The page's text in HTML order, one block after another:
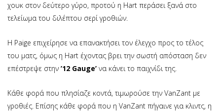
χουκ στον δεύτερο γύρο, προτού η Hart περάσει ξανά στο
τελείωμα του διλέπτου σερί γροθιών.
Η Paige επιχείρησε να επανακτήσει τον έλεγχο προς το τέλος
του ματς, όμως η Hart έχοντας βρει την σωστή απόσταση δεν
επέστρεψε στην ’12 Gauge’ να κάνει το παιχνίδι της.
Κάθε φορά που πλησίαζε κοντά, τιμωρούσε την VanZant με
γροθιές. Επίσης κάθε φορά που η VanZant πήγαινε για κλιντς, η